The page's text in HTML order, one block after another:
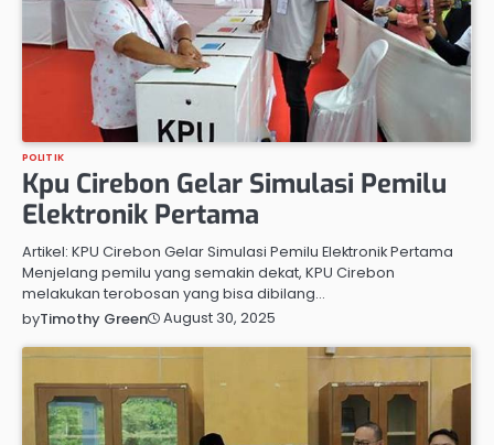
POLITIK
Kpu Cirebon Gelar Simulasi Pemilu
Elektronik Pertama
Artikel: KPU Cirebon Gelar Simulasi Pemilu Elektronik Pertama
Menjelang pemilu yang semakin dekat, KPU Cirebon
melakukan terobosan yang bisa dibilang…
byTimothy Green August 30, 2025